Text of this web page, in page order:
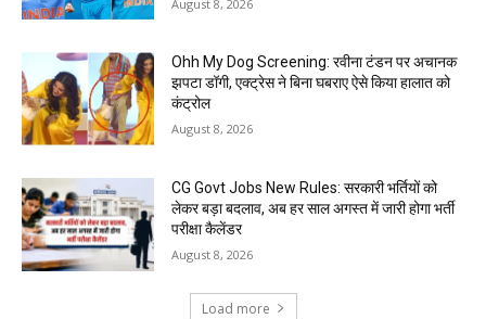
August 8, 2026
Ohh My Dog Screening: रवीना टंडन पर अचानक
झपटा डॉगी, एक्ट्रेस ने बिना घबराए ऐसे किया हालात को
कंट्रोल
August 8, 2026
CG Govt Jobs New Rules: सरकारी भर्तियों को
लेकर बड़ा बदलाव, अब हर साल अगस्त में जारी होगा भर्ती
परीक्षा कैलेंडर
August 8, 2026
Load more